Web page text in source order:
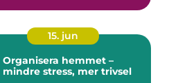
15. jun
Organisera hemmet –
mindre stress, mer trivsel